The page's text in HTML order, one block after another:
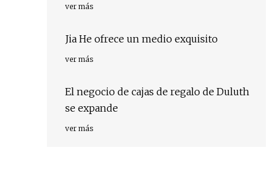
ver más
Jia He ofrece un medio exquisito
ver más
El negocio de cajas de regalo de Duluth
se expande
ver más